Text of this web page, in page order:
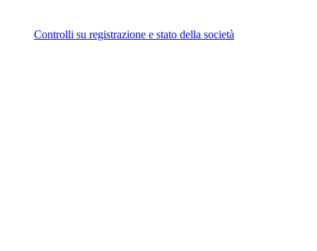
Controlli su registrazione e stato della società